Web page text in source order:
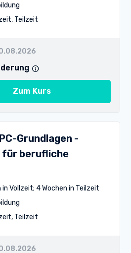
Teilzeit
Zum Kurs
Grundlagen -
für berufliche
in Vollzeit; 4 Wochen in Teilzeit
Teilzeit